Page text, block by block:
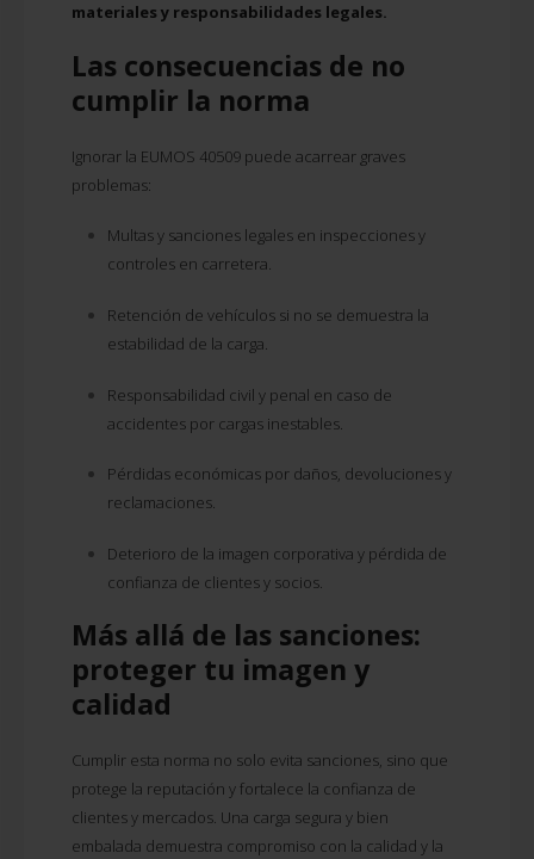
materiales y responsabilidades legales.
Las consecuencias de no
cumplir la norma
Ignorar la EUMOS 40509 puede acarrear graves
problemas:
Multas y sanciones legales en inspecciones y
controles en carretera.
Retención de vehículos si no se demuestra la
estabilidad de la carga.
Responsabilidad civil y penal en caso de
accidentes por cargas inestables.
Pérdidas económicas por daños, devoluciones y
reclamaciones.
Deterioro de la imagen corporativa y pérdida de
confianza de clientes y socios.
Más allá de las sanciones:
proteger tu imagen y
calidad
Cumplir esta norma no solo evita sanciones, sino que
protege la reputación y fortalece la confianza de
clientes y mercados. Una carga segura y bien
embalada demuestra compromiso con la calidad y la